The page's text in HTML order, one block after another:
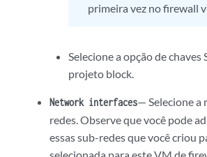
primeira vez no firewall
Selecione a opção de chaves
projeto block.
Network interfaces— Selecione a
redes. Observe que você pode
essas sub-redes que você criou